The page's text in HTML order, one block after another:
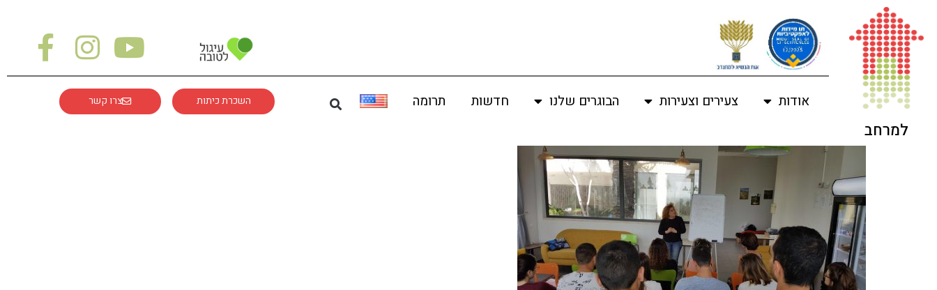
למרחב
אודות צעירים וצעירות הבוגרים שלנו חדשות תרומה השכרת כיתות צרו קשר